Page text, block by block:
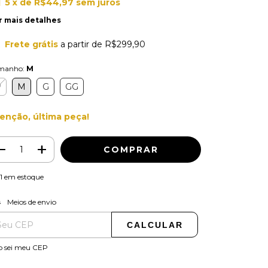
5 x de R$44,97 sem juros
mais detalhes
Frete grátis a partir de R$299,90
M
M G GG
última peça!
1 em estoque
para o CEP:
Meios de envio
CALCULAR
sei meu CEP